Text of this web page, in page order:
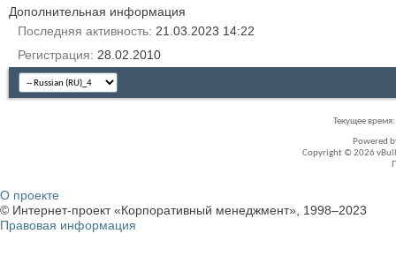
Дополнительная информация
Последняя активность 21.03.2023 14:22
Регистрация
28.02.2010
Текущее время:
Powered
Copyright © 2026
О проекте
© Интернет-проект «Корпоративный менеджмент», 1998–2023
Правовая информация